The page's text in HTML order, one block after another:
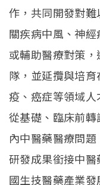
作，共同開發對
關疾病中風、神
或輔助醫療對策
隊，並延攬與培
疫、癌症等領域人
從基礎、臨床前
內中醫藥醫療問
研發成果銜接中
國生技醫藥產業發